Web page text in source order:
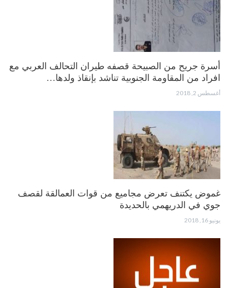
أسرة جريح من الصبيحة قصفه طيران التحالف العربي مع
افراد من المقاومة الجنوبية تناشد بإنقاذ ولدها…
أغسطس 2, 2018
غموض يكتنف تعرض مجاميع من قوات العمالقة لقصف
جوي في الدريهمي بالحديدة
يونيو 16, 2018